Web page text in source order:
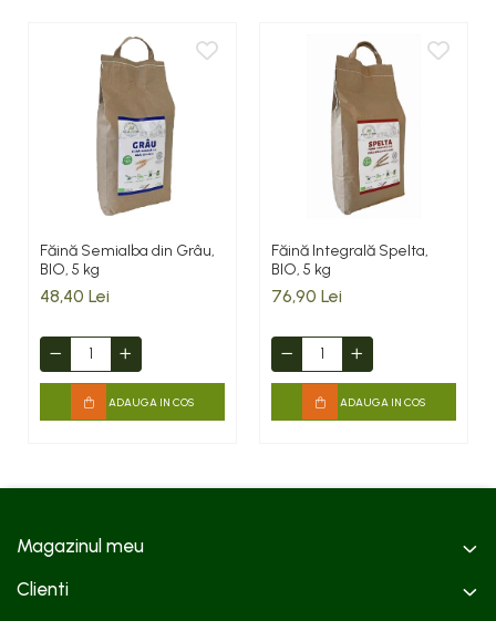
Făină Semialba din Grâu,
BIO, 5 kg
48,40 Lei
ADAUGA IN COS
Făină Integrală Spelta,
BIO, 5 kg
76,90 Lei
ADAUGA IN COS
Magazinul meu
Clienti